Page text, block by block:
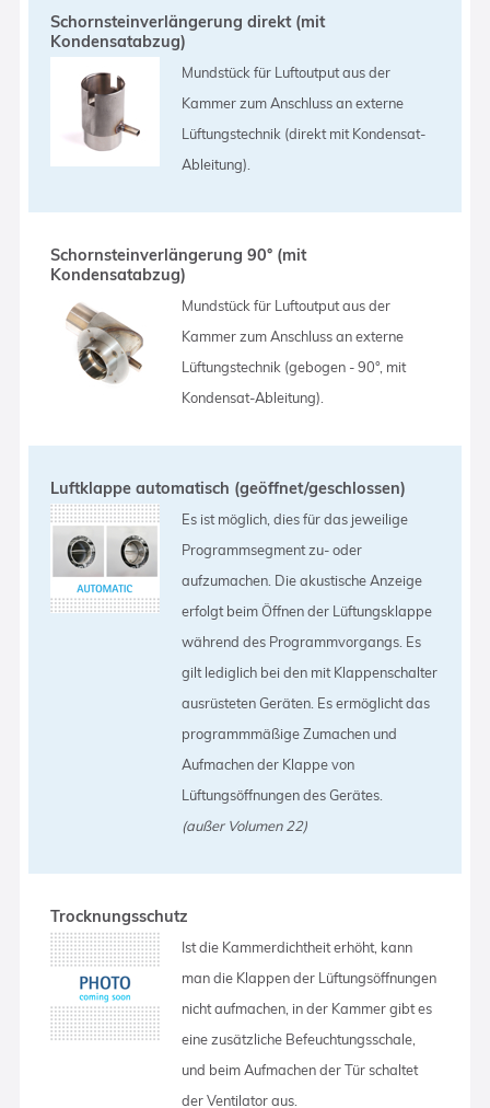
Schornsteinverlängerung direkt (mit
Kondensatabzug)
Mundstück für Luftoutput aus der
Kammer zum Anschluss an externe
Lüftungstechnik (direkt mit Kondensat-
Ableitung).
Schornsteinverlängerung 90° (mit
Kondensatabzug)
Mundstück für Luftoutput aus der
Kammer zum Anschluss an externe
Lüftungstechnik (gebogen - 90°, mit
Kondensat-Ableitung).
Luftklappe automatisch (geöffnet/geschlossen)
Es ist möglich, dies für das jeweilige
Programmsegment zu- oder
aufzumachen. Die akustische Anzeige
erfolgt beim Öffnen der Lüftungsklappe
während des Programmvorgangs. Es
gilt lediglich bei den mit Klappenschalter
ausrüsteten Geräten. Es ermöglicht das
programmmäßige Zumachen und
Aufmachen der Klappe von
Lüftungsöffnungen des Gerätes.
(außer Volumen 22)
Trocknungsschutz
Ist die Kammerdichtheit erhöht, kann
man die Klappen der Lüftungsöffnungen
nicht aufmachen, in der Kammer gibt es
eine zusätzliche Befeuchtungsschale,
und beim Aufmachen der Tür schaltet
der Ventilator aus.